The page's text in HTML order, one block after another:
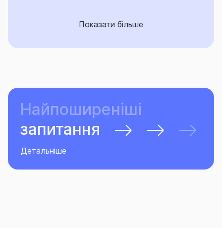
Показати більше
Найпоширеніші
запитання
Детальніше